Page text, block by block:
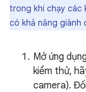
trong khi chạy các
có khả năng giành
Mở ứng
kiểm thử,
camera).